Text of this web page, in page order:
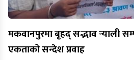
मकवानपुरमा बृहद् सद्भाव र्‍याली
एकताको सन्देश प्रवाह